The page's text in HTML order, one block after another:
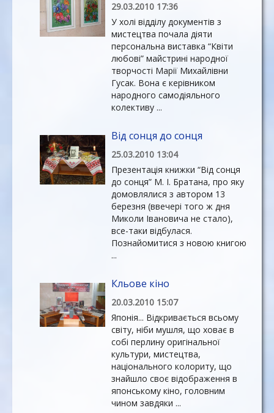
29.03.2010 17:36
У холі відділу документів з
мистецтва почала діяти
персональна виставка “Квіти
любові” майстрині народної
творчості Марії Михайлівни
Гусак. Вона є керівником
народного самодіяльного
колективу ...
Від сонця до сонця
25.03.2010 13:04
Презентація книжки “Від сонця
до сонця” М. І. Братана, про яку
домовлялися з автором 13
березня (ввечері того ж дня
Миколи Івановича не стало),
все-таки відбулася.
Познайомитися з новою книгою
...
Кльове кіно
20.03.2010 15:07
Японія... Відкривається всьому
світу, ніби мушля, що ховає в
собі перлину оригінальної
культури, мистецтва,
національного колориту, що
знайшло своє відображення в
японському кіно, головним
чином завдяки ...